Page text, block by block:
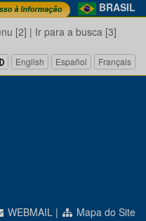
BRASIL
[2] | Ir para a busca [3]
English Español Français
WEBMAIL | Mapa do Site